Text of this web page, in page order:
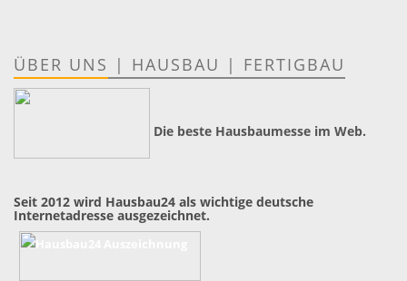
ÜBER UNS | HAUSBAU | FERTIGBAU
Die beste Hausbaumesse im Web.
Seit 2012 wird Hausbau24 als wichtige deutsche
Internetadresse ausgezeichnet.